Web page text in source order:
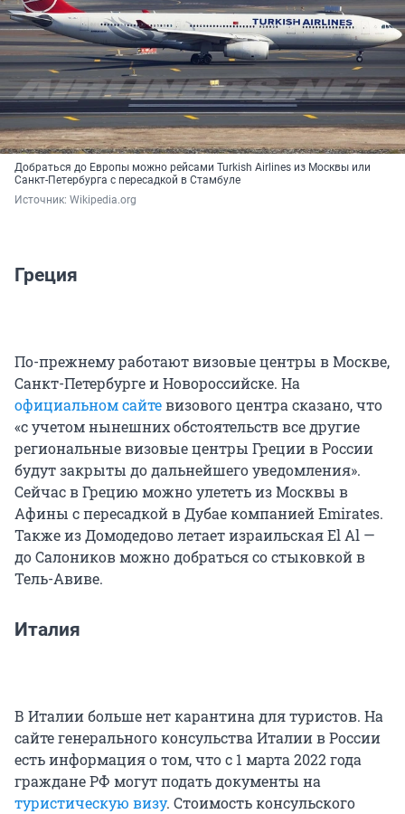
Добраться до Европы можно рейсами Turkish Airlines из Москвы или
Санкт-Петербурга с пересадкой в Стамбуле
Источник: Wikipedia.org
Греция
По-прежнему работают визовые центры в Москве,
Санкт-Петербурге и Новороссийске. На
официальном сайтевизового центра сказано, что
«с учетом нынешних обстоятельств все другие
региональные визовые центры Греции в России
будут закрыты до дальнейшего уведомления».
Сейчас в Грецию можно улететь из Москвы в
Афины с пересадкой в Дубае компанией Emirates.
Также из Домодедово летает израильская El Al —
до Салоников можно добраться со стыковкой в
Тель-Авиве.
Италия
В Италии больше нет карантина для туристов. На
сайте генерального консульства Италии в России
есть информация о том, что с 1 марта 2022 года
граждане РФ могут подать документы на
туристическую визу. Стоимость консульского